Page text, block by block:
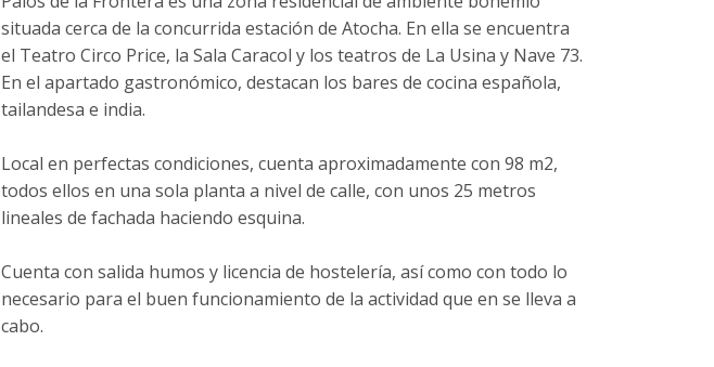
situada cerca de la concurrida estación de Atocha. En ella se encuentra
el Teatro Circo Price, la Sala Caracol y los teatros de La Usina y Nave 73.
En el apartado gastronómico, destacan los bares de cocina española,
tailandesa e india.
Local en perfectas condiciones, cuenta aproximadamente con 98 m2,
todos ellos en una sola planta a nivel de calle, con unos 25 metros
lineales de fachada haciendo esquina.
Cuenta con salida humos y licencia de hostelería, así como con todo lo
necesario para el buen funcionamiento de la actividad que en se lleva a
cabo.